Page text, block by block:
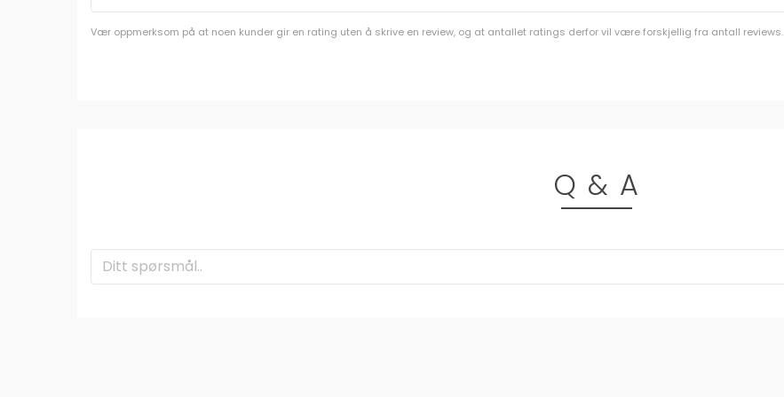
Vær oppmerksom på at noen kunder gir en rating uten å skrive en review, og at antallet ratings derfor vil være forskjellig fra antall reviews.
Q & A